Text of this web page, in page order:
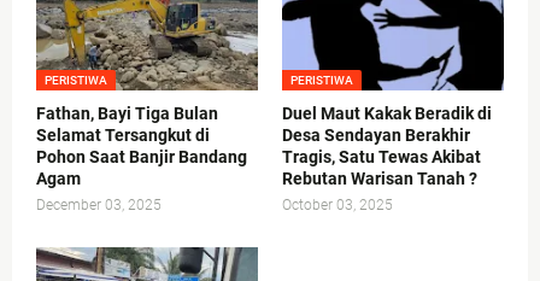
PERISTIWA
Fathan, Bayi Tiga Bulan
Selamat Tersangkut di
Pohon Saat Banjir Bandang
Agam
December 03, 2025
PERISTIWA
Duel Maut Kakak Beradik di
Desa Sendayan Berakhir
Tragis, Satu Tewas Akibat
Rebutan Warisan Tanah ?
October 03, 2025